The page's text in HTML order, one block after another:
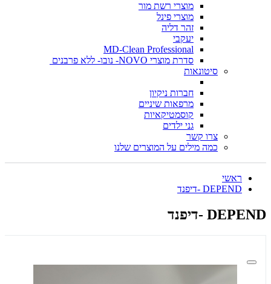
מוצרי רשת מור
מוצרי פינל
זהר דליה
יעקבי
MD-Clean Professional
סדרת מוצרי NOVO- נובו- ללא פרבנים
סיטונאות
חברות ניקיון
מרפאות שיניים
קוסמטיקאיות
גני ילדים
צרו קשר
כמה מילים על המוצרים שלנו
ראשי
DEPEND -דיפנד
DEPEND -דיפנד